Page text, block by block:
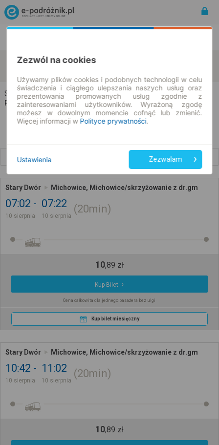
Stary Dwór
Michowice
Stary Dwór → Michowice
Rozkład jazdy i bilety
Stary Dwór Michowice, Michowice/skrzyżowanie z dr.gm
07:02
10 sierpnia
07:22
10 sierpnia
20min
10,89 zł
Kup Bilet
Cena całkowita dla jednego pasażera bez ulgi
Kup bilet miesięczny
Stary Dwór Michowice, Michowice/skrzyżowanie z dr.gm
10:42
10 sierpnia
11:02
10 sierpnia
20min
10,89 zł
Zezwól na cookies
Używamy plików cookies i podobnych technologii w celu
świadczenia i ciągłego ulepszania naszych usług oraz
prezentowania promowanych usług zgodnie z
zainteresowaniami użytkowników. Wyrażoną zgodę
możesz w dowolnym momencie cofnąć lub zmienić.
Więcej informacji w Polityce prywatności.
Ustawienia Zezwalam